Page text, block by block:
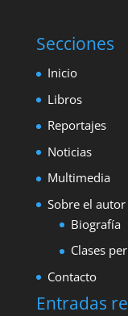
Secciones
Inicio
Libros
Reportajes
Noticias
Multimedia
Sobre el autor
Biografía
Clases
Contacto
Entradas